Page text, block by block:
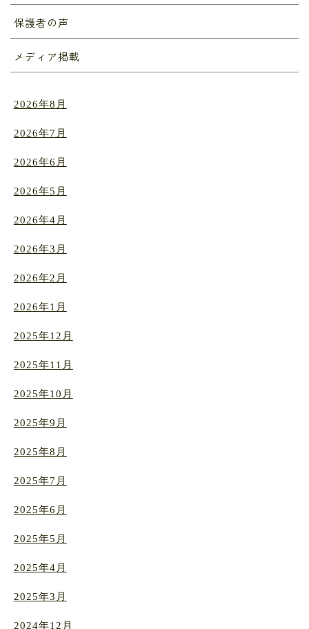
保護者の声
メディア掲載
2026年8月
2026年7月
2026年6月
2026年5月
2026年4月
2026年3月
2026年2月
2026年1月
2025年12月
2025年11月
2025年10月
2025年9月
2025年8月
2025年7月
2025年6月
2025年5月
2025年4月
2025年3月
2024年12月